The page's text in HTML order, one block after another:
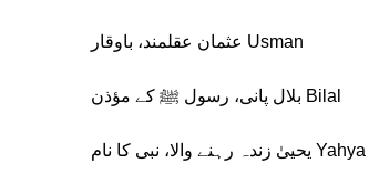
Usman عثمان عقلمند، باوقار
Bilal بلال پانی، رسول ﷺ کے مؤذن
Yahya یحییٰ زندہ رہنے والا، نبی کا نام